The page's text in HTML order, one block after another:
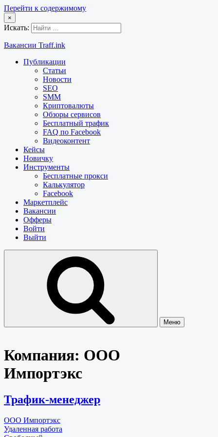
Перейти к содержимому
×
Искать:
Вакансии Traff.ink
Публикации
Статьи
Новости
SEO
SMM
Криптовалюты
Обзоры сервисов
Бесплатный трафик
FAQ по Facebook
Видеоконтент
Кейсы
Новичку
Инструменты
Бесплатные прокси
Калькулятор
Facebook
Маркетплейс
Вакансии
Офферы
Войти
Выйти
Меню
Компания: ООО
Импортэкс
Трафик-менеджер
ООО Импортэкс
Удаленная работа